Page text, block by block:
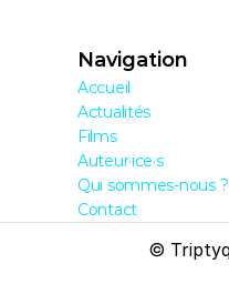
Navigation
Accueil
Actualités
Films
Auteur·ice·s
Qui sommes-nous ?
Contact
©